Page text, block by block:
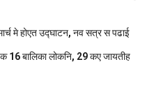
मे होएत उद्घाटन, नव सत्र स पढाई
16 बालिका लोकनि, 29 कए जायतीह